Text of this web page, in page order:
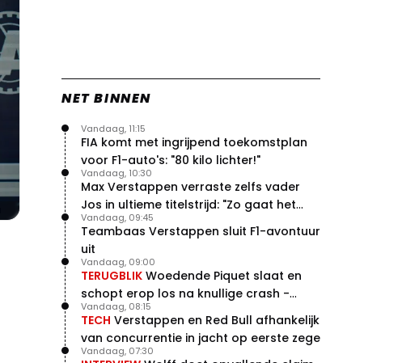
NET BINNEN
FIA komt met ingrijpend toekomstplan
voor F1-auto's: "80 kilo lichter!"
Vandaag, 11:15
Max Verstappen verraste zelfs vader
Jos in ultieme titelstrijd: "Zo gaat het
altijd!"
Vandaag, 10:30
Teambaas Verstappen sluit F1-avontuur
uit
Vandaag, 09:45
TERUGBLIK Woedende Piquet slaat en
schopt erop los na knullige crash -
terugblik
Vandaag, 09:00
TECH Verstappen en Red Bull afhankelijk
van concurrentie in jacht op eerste zege
Vandaag, 08:15
Vandaag, 07:30